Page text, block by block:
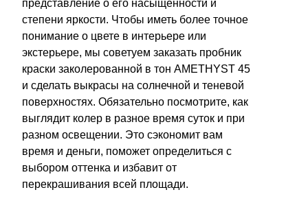
представление о его насыщенности и
степени яркости. Чтобы иметь более точное
понимание о цвете в интерьере или
экстерьере, мы советуем заказать пробник
краски заколерованной в тон AMETHYST 45
и сделать выкрасы на солнечной и теневой
поверхностях. Обязательно посмотрите, как
выглядит колер в разное время суток и при
разном освещении. Это сэкономит вам
время и деньги, поможет определиться с
выбором оттенка и избавит от
перекрашивания всей площади.